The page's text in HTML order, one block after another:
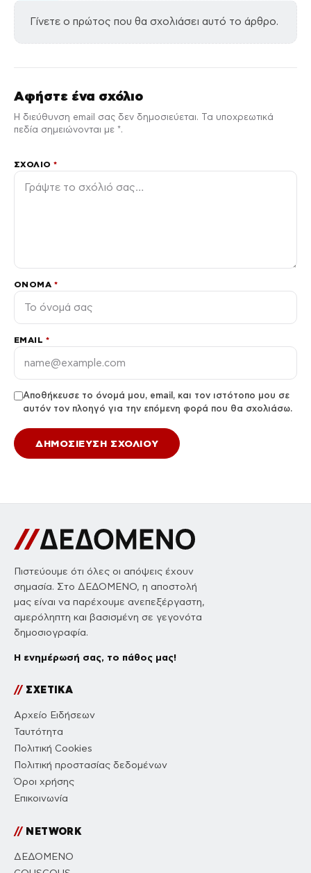
Γίνετε ο πρώτος που θα σχολιάσει αυτό το άρθρο.
Αφήστε ένα σχόλιο
Η διεύθυνση email σας δεν δημοσιεύεται. Τα υποχρεωτικά
πεδία σημειώνονται με *.
ΣΧΌΛΙΟ*
ΌΝΟΜΑ *
EMAIL *
Αποθήκευσε το όνομά μου, email, και τον ιστότοπο μου σε
αυτόν τον πλοηγό για την επόμενη φορά που θα σχολιάσω.
Πιστεύουμε ότι όλες οι απόψεις έχουν
σημασία. Στο ΔΕΔΟΜΕΝΟ, η αποστολή
μας είναι να παρέχουμε ανεπεξέργαστη,
αμερόληπτη και βασισμένη σε γεγονότα
δημοσιογραφία.
Η ενημέρωσή σας, το πάθος μας!
//ΣΧΕΤΙΚΑ
Αρχείο Ειδήσεων
Ταυτότητα
Πολιτική Cookies
Πολιτική προστασίας δεδομένων
Όροι χρήσης
Επικοινωνία
//NETWORK
ΔΕΔΟΜΕΝΟ